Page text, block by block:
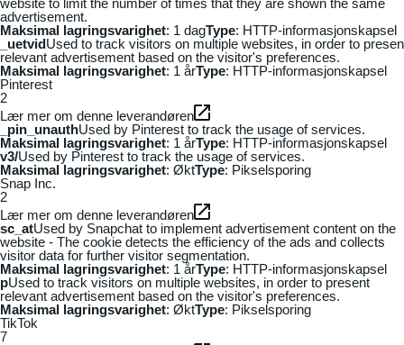
advertisement.
Maksimal lagringsvarighet: 1 dagType: HTTP-informasjonskapsel
_uetvidUsed to track visitors on multiple websites, in order to
relevant advertisement based on the visitor's preferences.
Maksimal lagringsvarighet: 1 årType: HTTP-informasjonskapsel
Pinterest
2
Lær mer om denne leverandøren
_pin_unauthUsed by Pinterest to track the usage of services.
Maksimal lagringsvarighet: 1 årType: HTTP-informasjonskapsel
v3/Used by Pinterest to track the usage of services.
Maksimal lagringsvarighet: ØktType: Pikselsporing
Snap Inc.
2
Lær mer om denne leverandøren
sc_atUsed by Snapchat to implement advertisement content on the
website - The cookie detects the efficiency of the ads and collects
visitor data for further visitor segmentation.
Maksimal lagringsvarighet: 1 årType: HTTP-informasjonskapsel
pUsed to track visitors on multiple websites, in order to present
relevant advertisement based on the visitor's preferences.
Maksimal lagringsvarighet: ØktType: Pikselsporing
TikTok
7